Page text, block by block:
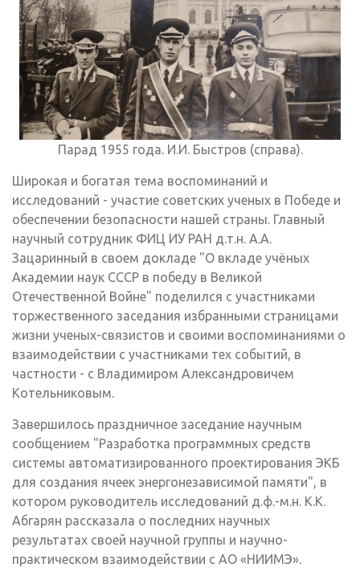
Парад 1955 года. И.И. Быстров (справа).
Широкая и богатая тема воспоминаний и
исследований - участие советских ученых в Победе и
обеспечении безопасности нашей страны. Главный
научный сотрудник ФИЦ ИУ РАН д.т.н. А.А.
Зацаринный в своем докладе "О вкладе учёных
Академии наук СССР в победу в Великой
Отечественной Войне" поделился с участниками
торжественного заседания избранными страницами
жизни ученых-связистов и своими воспоминаниями о
взаимодействии с участниками тех событий, в
частности - с Владимиром Александровичем
Котельниковым.
Завершилось праздничное заседание научным
сообщением "Разработка программных средств
системы автоматизированного проектирования ЭКБ
для создания ячеек энергонезависимой памяти", в
котором руководитель исследований д.ф.-м.н. К.К.
Абгарян рассказала о последних научных
результатах своей научной группы и научно-
практическом взаимодействии с АО «НИИМЭ».